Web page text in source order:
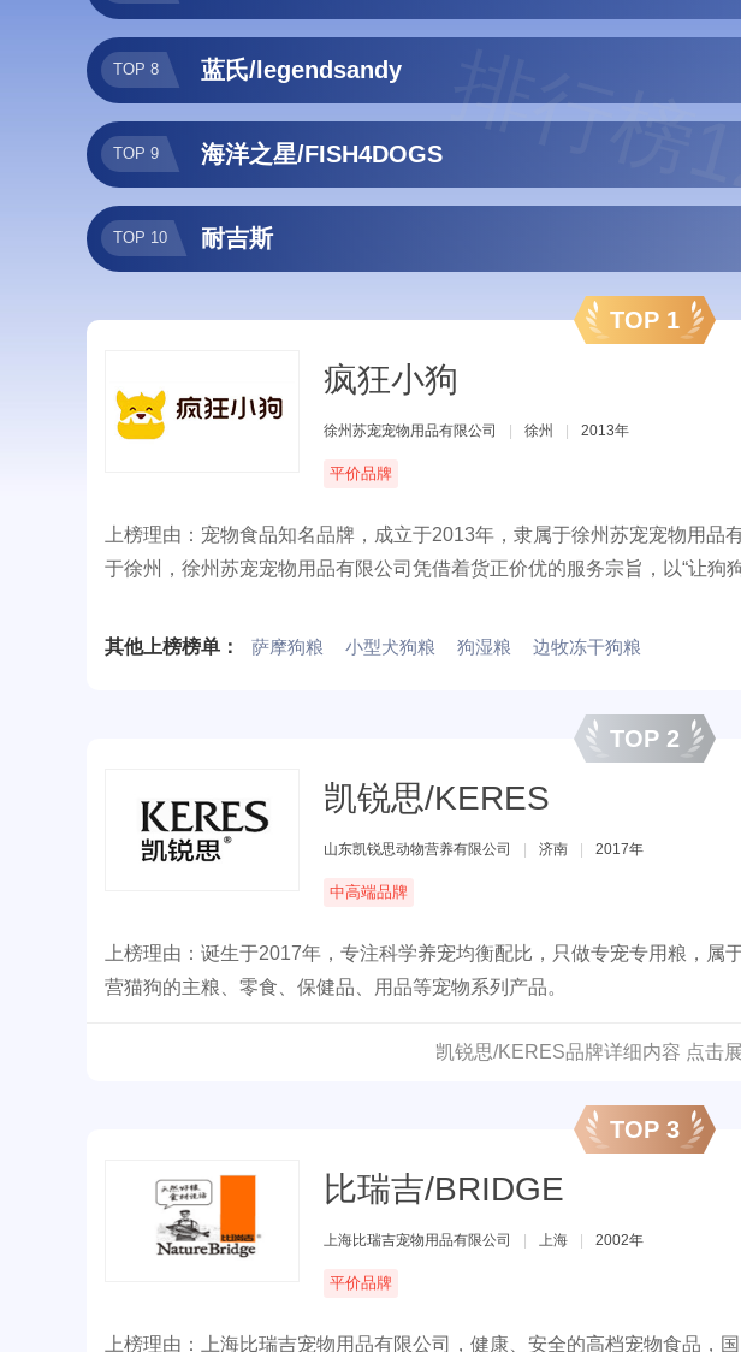
TOP 8 蓝氏/legendsandy
TOP 9 海洋之星/FISH4DOGS
TOP 10 耐吉斯
TOP 1
疯狂小狗
徐州苏宠宠物用品有限公司 徐州 2013年
平价品牌
上榜理由：宠物食品知名品牌，成立于2013年，隶属于徐州苏宠宠物用品
于徐州，徐州苏宠宠物用品有限公司凭借着货正价优的服务宗旨，以“让狗
盖宠物食品、宠物娱乐、宠物服装、宠物医疗保健品、宠物日常用品等。
其他上榜榜单： 萨摩狗粮 小型犬狗粮 狗湿粮 边牧冻干狗粮
TOP 2
凯锐思/KERES
山东凯锐思动物营养有限公司 济南 2017年
中高端品牌
上榜理由：诞生于2017年，专注科学养宠均衡配比，只做专宠专用粮，属
营猫狗的主粮、零食、保健品、用品等宠物系列产品。
凯锐思/KERES品牌详细内容 点击
TOP 3
比瑞吉/BRIDGE
上海比瑞吉宠物用品有限公司 上海 2002年
平价品牌
上榜理由：上海比瑞吉宠物用品有限公司，健康、安全的高档宠物食品，
排行榜